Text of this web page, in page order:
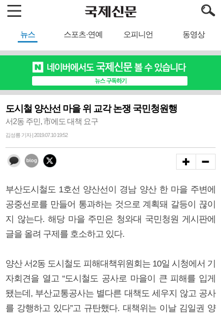
뉴스 스포츠·연예 오피니언 동영상
도시철 양산선 마을 위 교각 논쟁 국민청원행
서2동 주민, 市에도 대책 요구
김성룡 기자 | 2019.07.10 19:52
부산도시철도 1호선 양산선이 경남 양산 한 마을 주변에
공중선로를 만들어 통과하는 것으로 계획돼 갈등이 끊이
지 않는다. 해당 마을 주민은 청와대 국민청원 게시판에
글을 올려 구제를 호소하고 있다.
양산 서2동 도시철도 피해대책위원회는 10일 시청에서 기
자회견을 열고 “도시철도 공사로 마을이 큰 피해를 입게
됐는데, 부산교통공사는 별다른 대책도 세우지 않고 공사
를 강행하고 있다”고 규탄했다. 대책위는 이날 김일권 양